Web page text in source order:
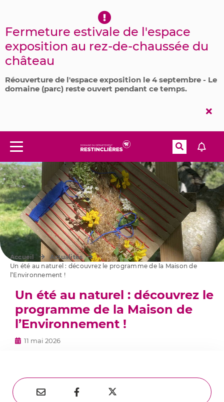
Fermeture estivale de l'espace
exposition au rez-de-chaussée du
château
Réouverture de l'espace exposition le 4 septembre - Le
domaine (parc) reste ouvert pendant ce temps.
Aller à la recherche
Menu
Un été au naturel : découvrez le
programme de la Maison de
l’Environnement !
11 mai 2026
Accueil
Actualités
Un été au naturel : découvrez le programme de la Maison de
l’Environnement !
Partager
Partager
